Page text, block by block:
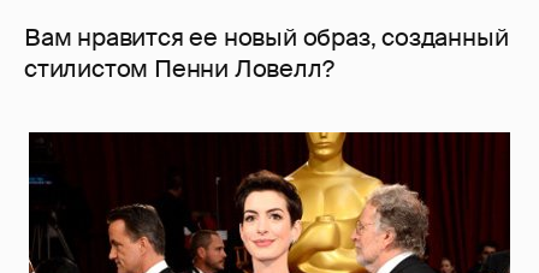
Вам нравится ее новый образ, созданный
стилистом Пенни Ловелл?